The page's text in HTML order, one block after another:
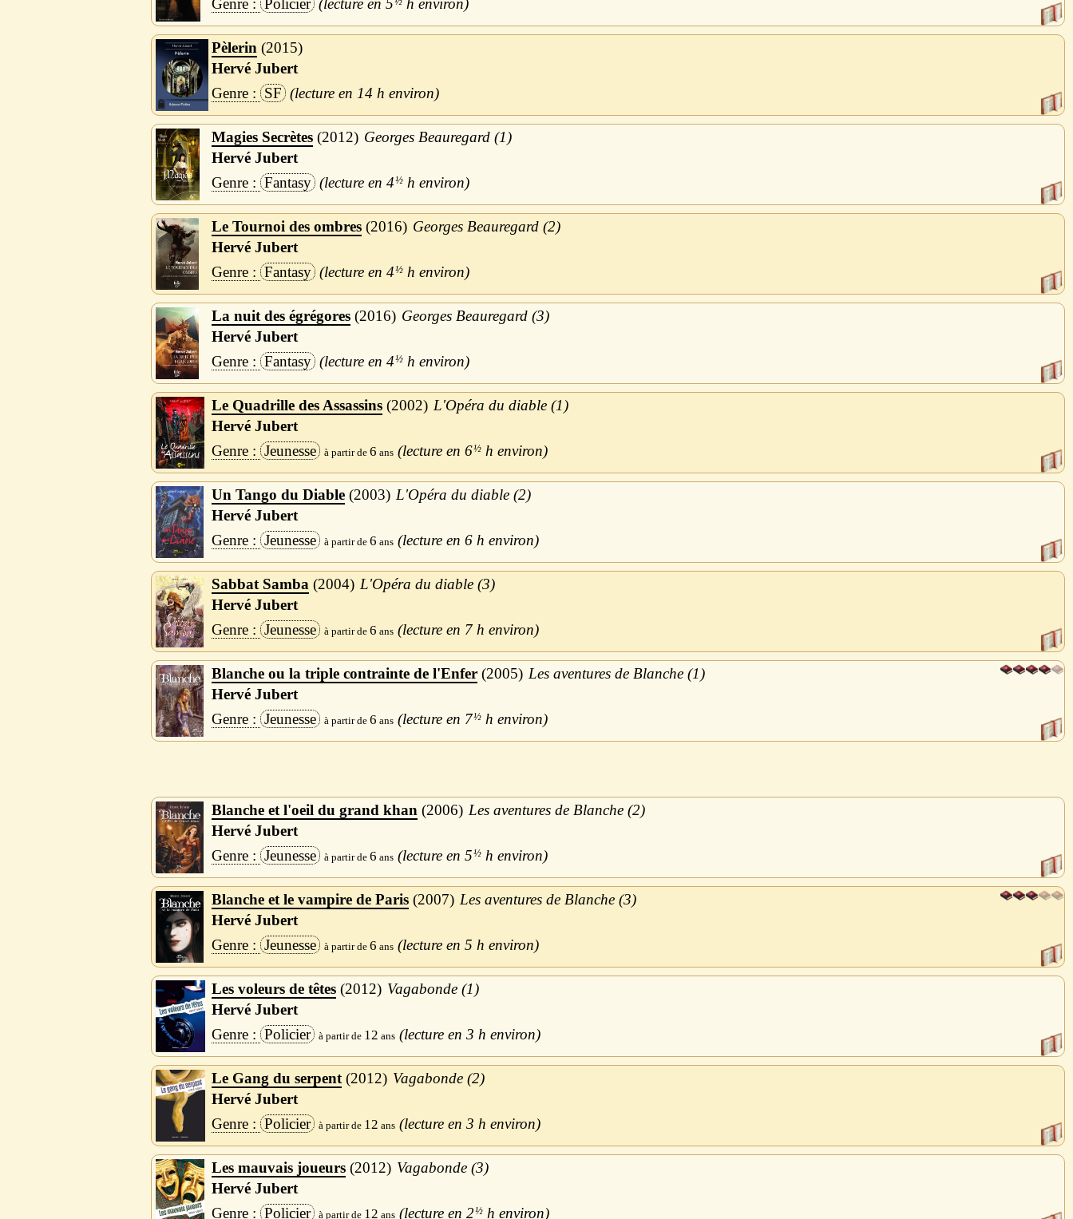
Policier
5 h
Pèlerin 2015
Hervé Jubert
SF
14 h
Magies Secrètes 2012
Georges Beauregard (1)
Hervé Jubert
Fantasy
4½h
Le Tournoi des ombres 2016
Georges Beauregard (2)
Hervé Jubert
Fantasy
4½h
La nuit des égrégores 2016
Georges Beauregard (3)
Hervé Jubert
Fantasy
4½h
Le Quadrille des Assassins 2002
L'Opéra du diable (1)
Hervé Jubert
Jeunesse
6 6½h
Un Tango du Diable 2003
L'Opéra du diable (2)
Hervé Jubert
Jeunesse
6 6 h
Sabbat Samba 2004
L'Opéra du diable (3)
Hervé Jubert
Jeunesse
6 7 h
Blanche ou la triple contrainte de l'Enfer 2005
Les aventures de Blanche (1)
Hervé Jubert
Jeunesse
6 7½h
Blanche et l'oeil du grand khan 2006
Les aventures de Blanche (2)
Hervé Jubert
Jeunesse
6 5½h
Blanche et le vampire de Paris 2007
Les aventures de Blanche (3)
Hervé Jubert
Jeunesse
6 5 h
Les voleurs de têtes 2012
Vagabonde (1)
Hervé Jubert
Policier
12 3 h
Le Gang du serpent 2012
Vagabonde (2)
Hervé Jubert
Policier
12 3 h
Les mauvais joueurs 2012
Vagabonde (3)
Hervé Jubert
Policier
12 2½h